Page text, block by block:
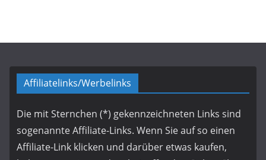
Affiliatelinks/Werbelinks
Die mit Sternchen (*) gekennzeichneten Links sind
sogenannte Affiliate-Links. Wenn Sie auf so einen
Affiliate-Link klicken und darüber etwas kaufen,